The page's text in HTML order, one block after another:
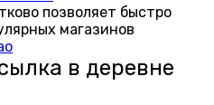
позволяет быстро
магазинов
в деревне